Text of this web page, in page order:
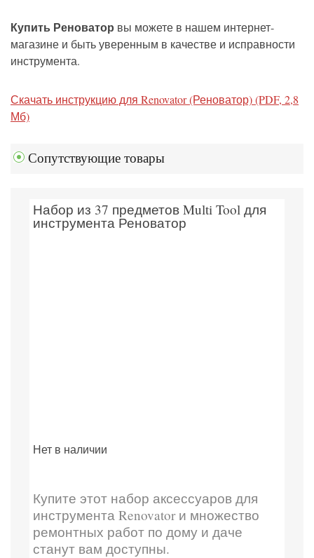
Купить Реноватор вы можете в нашем интернет-
магазине и быть уверенным в качестве и исправности
инструмента.
Скачать инструкцию для Renovator (Реноватор) (PDF, 2,8
Мб)
Сопутствующие товары
Набор из 37 предметов Multi Tool для
инструмента Реноватор
Нет в наличии
Купите этот набор аксессуаров для
инструмента Renovator и множество
ремонтных работ по дому и даче
станут вам доступны.